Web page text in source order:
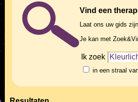
Vind een
Laat ons uw gids
Je kan met
Ik zoek
in een straal